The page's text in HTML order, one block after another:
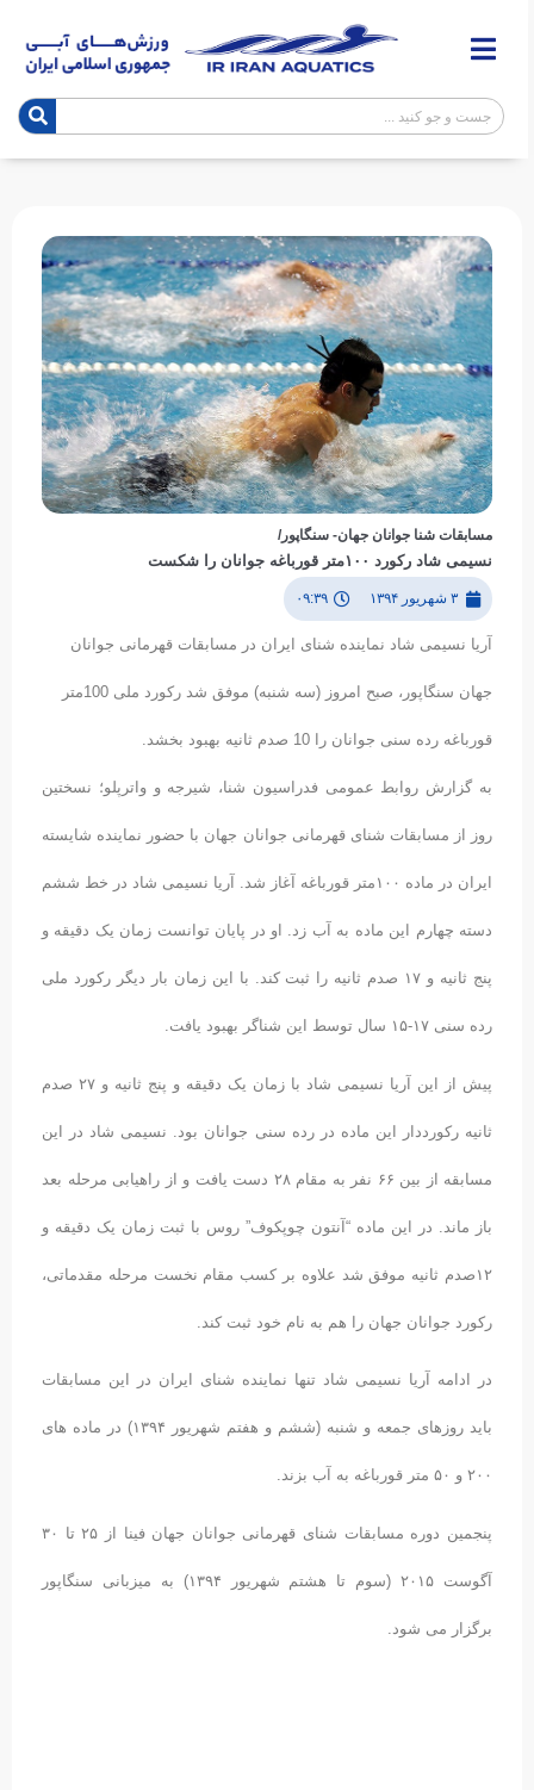
مسابقات شنا جوانان جهان- سنگاپور/
نسیمی شاد رکورد ۱۰۰متر قورباغه جوانان را شکست
۳ شهریور ۱۳۹۴ ۰۹:۳۹
آریا نسیمی شاد نماینده شنای ایران در مسابقات قهرمانی جوانان
جهان سنگاپور، صبح امروز (سه شنبه) موفق شد رکورد ملی 100متر
قورباغه رده سنی جوانان را 10 صدم ثانیه بهبود بخشد.
به گزارش روابط عمومی فدراسیون شنا، شیرجه و واترپلو؛ نسختین
روز از مسابقات شنای قهرمانی جوانان جهان با حضور نماینده شایسته
ایران در ماده ۱۰۰متر قورباغه آغاز شد. آریا نسیمی شاد در خط ششم
دسته چهارم این ماده به آب زد. او در پایان توانست زمان یک دقیقه و
پنج ثانیه و ۱۷ صدم ثانیه را ثبت کند. با این زمان بار دیگر رکورد ملی
رده سنی ۱۷-۱۵ سال توسط این شناگر بهبود یافت.
پیش از این آریا نسیمی شاد با زمان یک دقیقه و پنج ثانیه و ۲۷ صدم
ثانیه رکورددار این ماده در رده سنی جوانان بود. نسیمی شاد در این
مسابقه از بین ۶۶ نفر به مقام ۲۸ دست یافت و از راهیابی مرحله بعد
باز ماند. در این ماده “آنتون چوپکوف” روس با ثبت زمان یک دقیقه و
۱۲صدم ثانیه موفق شد علاوه بر کسب مقام نخست مرحله مقدماتی،
رکورد جوانان جهان را هم به نام خود ثبت کند.
در ادامه آریا نسیمی شاد تنها نماینده شنای ایران در این مسابقات
باید روزهای جمعه و شنبه (ششم و هفتم شهریور ۱۳۹۴) در ماده های
۲۰۰ و ۵۰ متر قورباغه به آب بزند.
پنجمین دوره مسابقات شنای قهرمانی جوانان جهان فینا از ۲۵ تا ۳۰
آگوست ۲۰۱۵ (سوم تا هشتم شهریور ۱۳۹۴) به میزبانی سنگاپور
برگزار می شود.